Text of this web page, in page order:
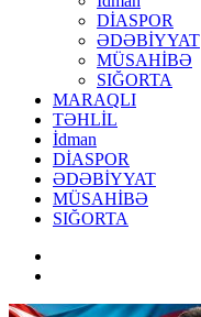
DİASPOR
ƏDƏBİYYAT
MÜSAHİBƏ
SIĞORTA
MARAQLI
TƏHLİL
İdman
DİASPOR
ƏDƏBİYYAT
MÜSAHİBƏ
SIĞORTA